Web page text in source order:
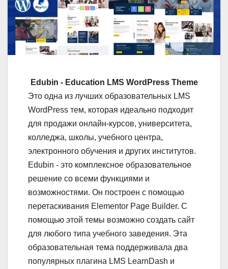
Edubin - Education LMS WordPress Theme
Это одна из лучших образовательных LMS
WordPress тем, которая идеально подходит
для продажи онлайн-курсов, университета,
колледжа, школы, учебного центра,
электронного обучения и других институтов.
Edubin - это комплексное образовательное
решение со всеми функциями и
возможностями. Он построен с помощью
перетаскивания Elementor Page Builder. С
помощью этой темы возможно создать сайт
для любого типа учебного заведения. Эта
образовательная тема поддерживала два
популярных плагина LMS LearnDash и